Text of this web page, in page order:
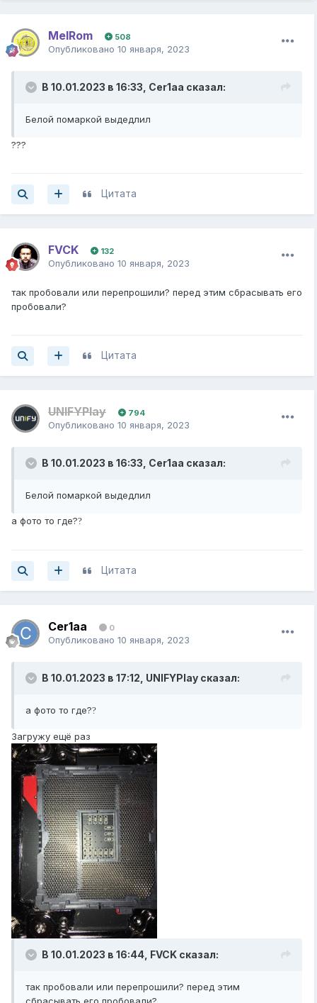
MelRom 508
Опубликовано 10 января, 2023
В 10.01.2023 в 16:33, Cer1aa сказал:
Белой помаркой выдедлил
???
Цитата
FVCK 132
Опубликовано 10 января, 2023
так пробовали или перепрошили? перед этим сбрасывать его
пробовали?
Цитата
UNIFYPlay 794
Опубликовано 10 января, 2023
В 10.01.2023 в 16:33, Cer1aa сказал:
Белой помаркой выдедлил
а фото то где??
Цитата
Cer1aa 0
Опубликовано 10 января, 2023
В 10.01.2023 в 17:12, UNIFYPlay сказал:
а фото то где??
Загружу ещё раз
В 10.01.2023 в 16:44, FVCK сказал:
так пробовали или перепрошили? перед этим